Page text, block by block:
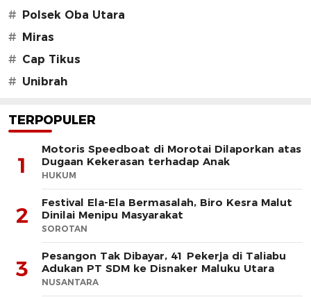
# Polsek Oba Utara
# Miras
# Cap Tikus
# Unibrah
TERPOPULER
1
Motoris Speedboat di Morotai Dilaporkan atas
Dugaan Kekerasan terhadap Anak
HUKUM
2
Festival Ela-Ela Bermasalah, Biro Kesra Malut
Dinilai Menipu Masyarakat
SOROTAN
3
Pesangon Tak Dibayar, 41 Pekerja di Taliabu
Adukan PT SDM ke Disnaker Maluku Utara
NUSANTARA